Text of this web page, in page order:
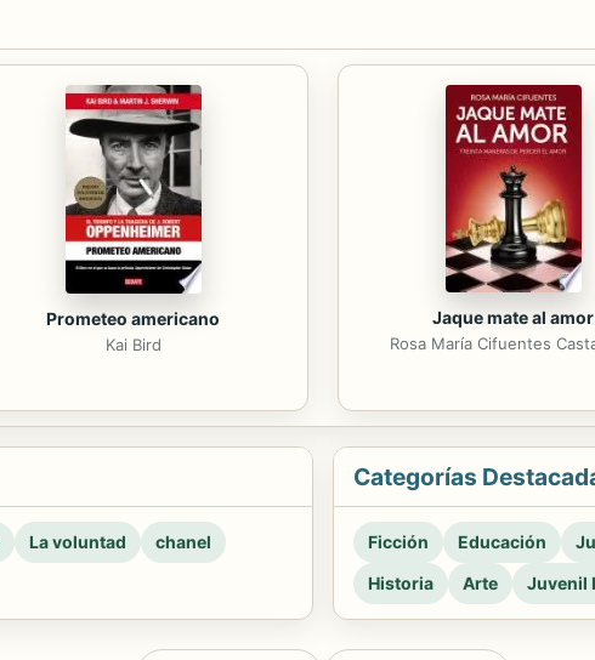
Prometeo americano
Kai Bird
Jaque mate al amor
Rosa María Cifuentes
La voluntad
chanel
Categorías
Ficción Educación
Historia
Arte Juvenil